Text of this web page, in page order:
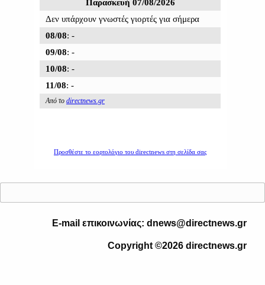
E-mail επικοινωνίας: dnews@directnews.gr
Copyright ©2026 directnews.gr